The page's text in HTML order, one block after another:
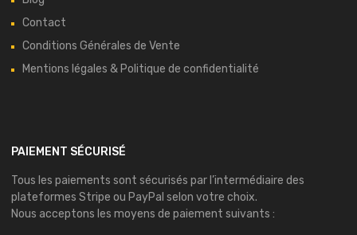
Contact
Conditions Générales de Vente
Mentions légales & Politique de confidentialité
PAIEMENT SÉCURISÉ
Tous les paiements sont sécurisés par l’intermédiaire des
plateformes Stripe ou PayPal selon votre choix.
Nous acceptons les moyens de paiement suivants :